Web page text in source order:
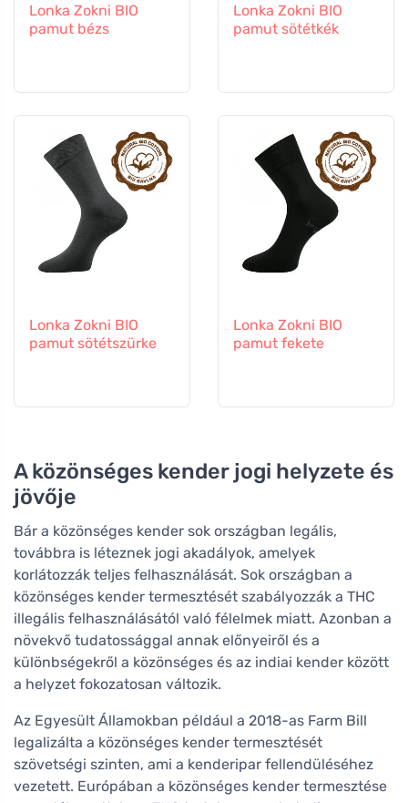
Lonka Zokni BIO
pamut bézs
Lonka Zokni BIO
pamut sötétkék
Lonka Zokni BIO
pamut sötétszürke
Lonka Zokni BIO
pamut fekete
A közönséges kender jogi helyzete és
jövője
Bár a közönséges kender sok országban legális,
továbbra is léteznek jogi akadályok, amelyek
korlátozzák teljes felhasználását. Sok országban a
közönséges kender termesztését szabályozzák a THC
illegális felhasználásától való félelmek miatt. Azonban a
növekvő tudatossággal annak előnyeiről és a
különbségekről a közönséges és az indiai kender között
a helyzet fokozatosan változik.
Az Egyesült Államokban például a 2018-as Farm Bill
legalizálta a közönséges kender termesztését
szövetségi szinten, ami a kenderipar fellendüléséhez
vezetett. Európában a közönséges kender termesztése